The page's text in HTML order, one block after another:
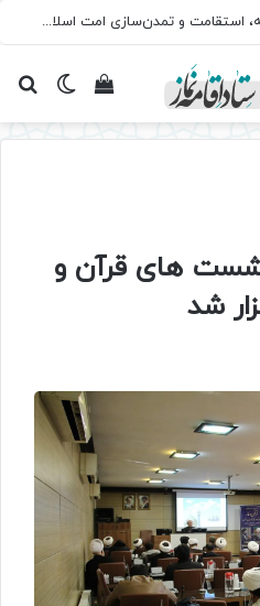
سروده‌ «اربعین»؛ روایت حماسه، استقامت و تمدن‌سازی امت اسلامی
تغییرمشاهده
های قرآن و
شد